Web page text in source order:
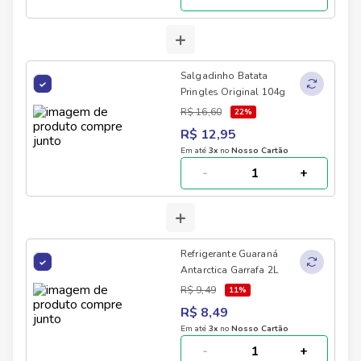
+
Salgadinho Batata
Pringles Original 104g
R$ 16,60
22%
R$ 12,95
Em até 3x no Nosso Cartão
- +
+
Refrigerante Guaraná
Antarctica Garrafa 2L
R$ 9,49
11%
R$ 8,49
Em até 3x no Nosso Cartão
- +